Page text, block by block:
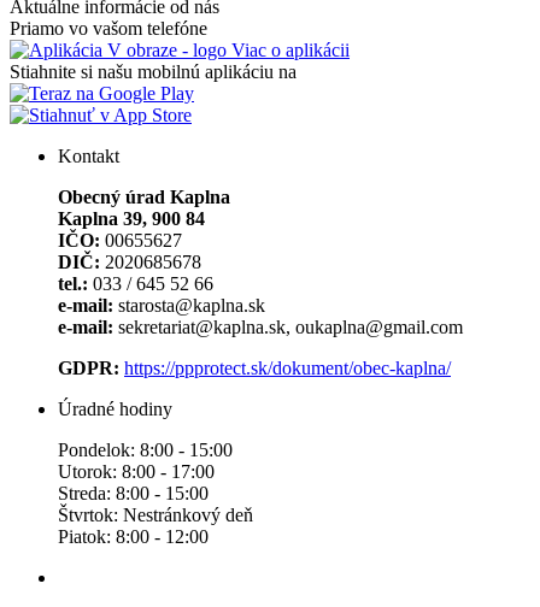
Aktuálne informácie od nás
Priamo vo vašom telefóne
Viac o aplikácii
Stiahnite si našu mobilnú aplikáciu na
Kontakt
Obecný úrad Kaplna
Kaplna 39, 900 84
IČO: 00655627
DIČ: 2020685678
tel.: 033 / 645 52 66
e-mail: starosta@kaplna.sk
e-mail: sekretariat@kaplna.sk, oukaplna@gmail.com
GDPR: https://ppprotect.sk/dokument/obec-kaplna/
Úradné hodiny
Pondelok: 8:00 - 15:00
Utorok: 8:00 - 17:00
Streda: 8:00 - 15:00
Štvrtok: Nestránkový deň
Piatok: 8:00 - 12:00